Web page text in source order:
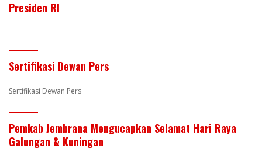
e er
k
Presiden RI
Sertifikasi Dewan Pers
Sertifikasi Dewan Pers
Pemkab Jembrana Mengucapkan Selamat Hari Raya
Galungan & Kuningan